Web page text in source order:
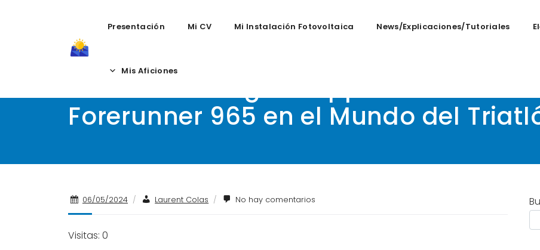
Presentación Mi CV Mi Instalación Fotovoltaica News/Explicaciones/tutoriales
Mis Aficiones
Forerunner 965 en el Mundo del
06/05/2024 / Laurent Colas / No hay comentarios
Visitas: 0